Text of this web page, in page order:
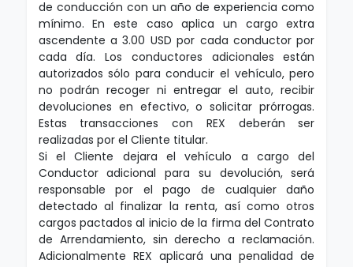
de conducción con un año de experiencia como
mínimo. En este caso aplica un cargo extra
ascendente a 3.00 USD por cada conductor por
cada día. Los conductores adicionales están
autorizados sólo para conducir el vehículo, pero
no podrán recoger ni entregar el auto, recibir
devoluciones en efectivo, o solicitar prórrogas.
Estas transacciones con REX deberán ser
realizadas por el Cliente titular.
Si el Cliente dejara el vehículo a cargo del
Conductor adicional para su devolución, será
responsable por el pago de cualquier daño
detectado al finalizar la renta, así como otros
cargos pactados al inicio de la firma del Contrato
de Arrendamiento, sin derecho a reclamación.
Adicionalmente REX aplicará una penalidad de